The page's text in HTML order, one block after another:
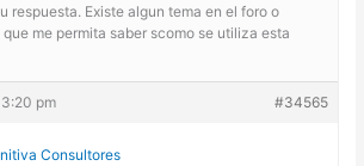
respuesta. Existe algun tema en el foro o
me permita saber scomo se utiliza esta
pm #34565
Consultores